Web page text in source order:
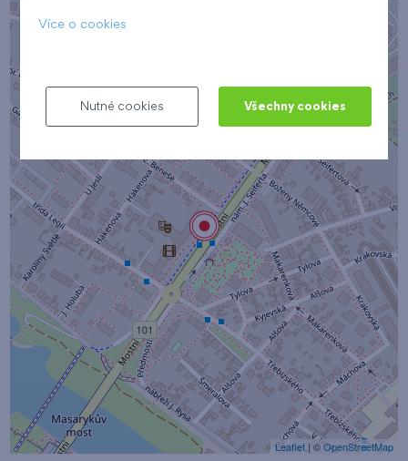
+
Leaflet| ©OpenStreetMap
Více o cookies
Nutné cookies Všechny cookies